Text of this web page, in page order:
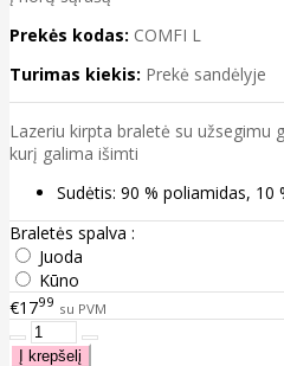
Prekės kodas: COMFI L
Turimas kiekis: Prekė sandėlyje
Lazeriu kirpta braletė su užsegimu
kurį galima išimti
Sudėtis: 90 % poliamidas, 10
Braletės spalva :
Juoda
Kūno
€1799 su PVM